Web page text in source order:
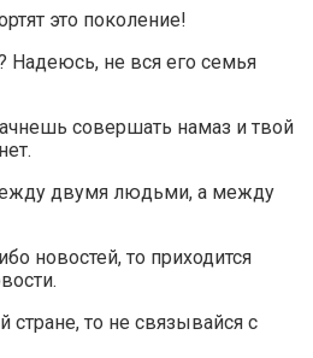
это поколение!
Надеюсь, не вся его семья
совершать намаз и твой
двумя людьми, а между
новостей, то приходится
стране, то не связывайся с